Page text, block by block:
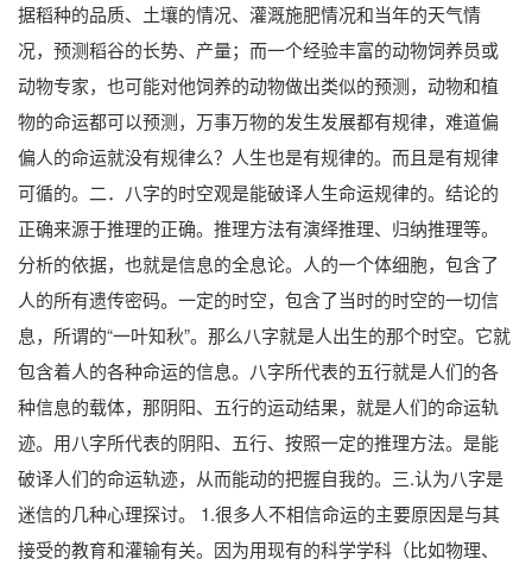
据稻种的品质、土壤的情况、灌溉施肥情况和当年的天气情
况，预测稻谷的长势、产量；而一个经验丰富的动物饲养员或
动物专家，也可能对他饲养的动物做出类似的预测，动物和植
物的命运都可以预测，万事万物的发生发展都有规律，难道偏
偏人的命运就没有规律么？人生也是有规律的。而且是有规律
可循的。二．八字的时空观是能破译人生命运规律的。结论的
正确来源于推理的正确。推理方法有演绎推理、归纳推理等。
分析的依据，也就是信息的全息论。人的一个体细胞，包含了
人的所有遗传密码。一定的时空，包含了当时的时空的一切信
息，所谓的“一叶知秋”。那么八字就是人出生的那个时空。它就
包含着人的各种命运的信息。八字所代表的五行就是人们的各
种信息的载体，那阴阳、五行的运动结果，就是人们的命运轨
迹。用八字所代表的阴阳、五行、按照一定的推理方法。是能
破译人们的命运轨迹，从而能动的把握自我的。三.认为八字是
迷信的几种心理探讨。 1.很多人不相信命运的主要原因是与其
接受的教育和灌输有关。因为用现有的科学学科（比如物理、